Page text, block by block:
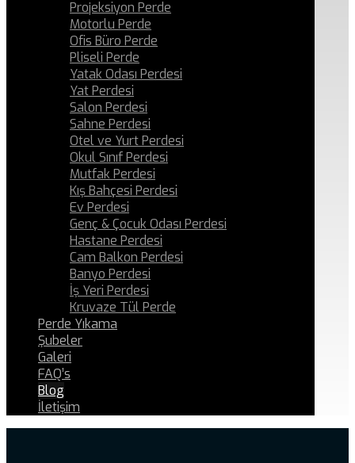
Projeksiyon Perde
Motorlu Perde
Ofis Büro Perde
Pliseli Perde
Yatak Odası Perdesi
Yat Perdesi
Salon Perdesi
Sahne Perdesi
Otel ve Yurt Perdesi
Okul Sınıf Perdesi
Mutfak Perdesi
Kış Bahçesi Perdesi
Ev Perdesi
Genç & Çocuk Odası Perdesi
Hastane Perdesi
Cam Balkon Perdesi
Banyo Perdesi
İş Yeri Perdesi
Kruvaze Tül Perde
Perde Yıkama
Şubeler
Galeri
FAQ’s
Blog
İletişim